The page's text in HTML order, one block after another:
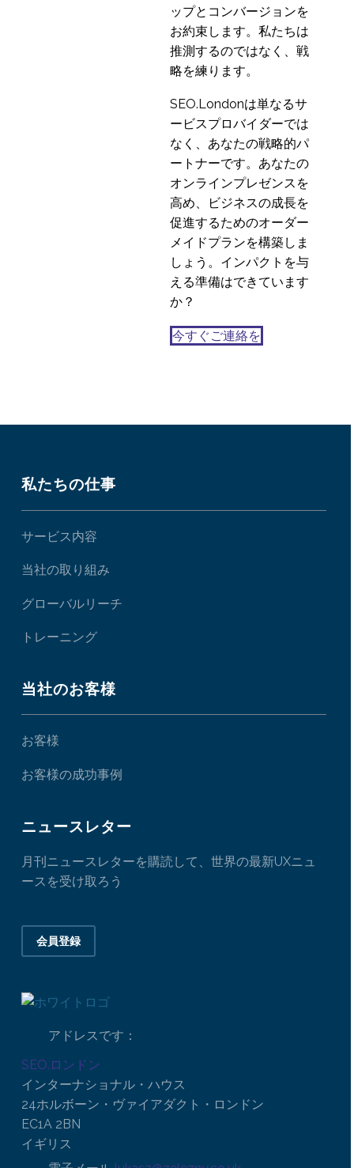
ップとコンバージョンを
お約束します。私たちは
推測するのではなく、戦
略を練ります。
SEO.Londonは単なるサ
ービスプロバイダーでは
なく、あなたの戦略的パ
ートナーです。あなたの
オンラインプレゼンスを
高め、ビジネスの成長を
促進するためのオーダー
メイドプランを構築しま
しょう。インパクトを与
える準備はできています
か？
今すぐご連絡を
私たちの仕事
サービス内容
当社の取り組み
グローバルリーチ
トレーニング
当社のお客様
お客様
お客様の成功事例
ニュースレター
月刊ニュースレターを購読して、世界の最新UXニュ
ースを受け取ろう
会員登録
アドレスです：
SEO.ロンドン
インターナショナル・ハウス
24ホルボーン・ヴァイアダクト・ロンドン
EC1A 2BN
イギリス